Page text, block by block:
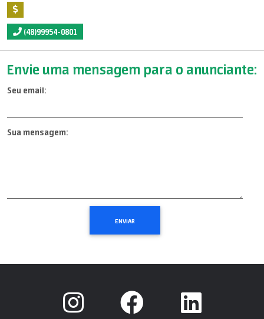
(48)99954-0801
Envie uma mensagem para o anunciante:
Seu email:
Sua mensagem: